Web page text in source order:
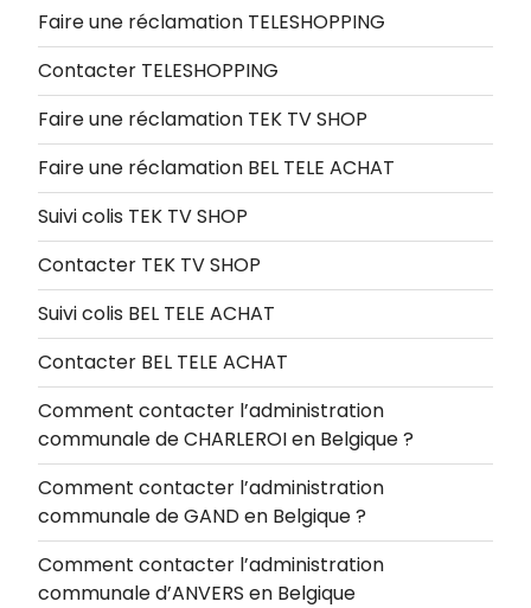
Faire une réclamation TELESHOPPING
Contacter TELESHOPPING
Faire une réclamation TEK TV SHOP
Faire une réclamation BEL TELE ACHAT
Suivi colis TEK TV SHOP
Contacter TEK TV SHOP
Suivi colis BEL TELE ACHAT
Contacter BEL TELE ACHAT
Comment contacter l’administration
communale de CHARLEROI en Belgique ?
Comment contacter l’administration
communale de GAND en Belgique ?
Comment contacter l’administration
communale d’ANVERS en Belgique